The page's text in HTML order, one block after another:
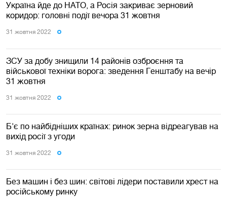
Україна йде до НАТО, а Росія закриває зерновий
коридор: головні події вечора 31 жовтня
31 жовтня 2022
ЗСУ за добу знищили 14 районів озброєння та
військової техніки ворога: зведення Генштабу на вечір
31 жовтня
31 жовтня 2022
Б'є по найбідніших країнах: ринок зерна відреагував на
вихід росії з угоди
31 жовтня 2022
Без машин і без шин: світові лідери поставили хрест на
російському ринку